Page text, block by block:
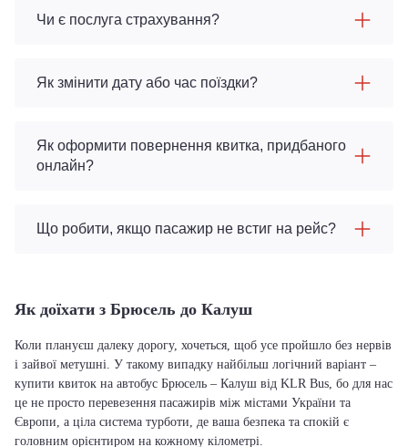
Чи є послуга страхування?
Як змінити дату або час поїздки?
Як оформити повернення квитка, придбаного
онлайн?
Що робити, якщо пасажир не встиг на рейс?
Як доїхати з Брюсель до Калуш
Коли плануєш далеку дорогу, хочеться, щоб усе пройшло без нервів
і зайвої метушні. У такому випадку найбільш логічний варіант –
купити квиток на автобус Брюсель – Калуш від KLR Bus, бо для нас
це не просто перевезення пасажирів між містами України та
Європи, а ціла система турботи, де ваша безпека та спокій є
головним орієнтиром на кожному кілометрі.